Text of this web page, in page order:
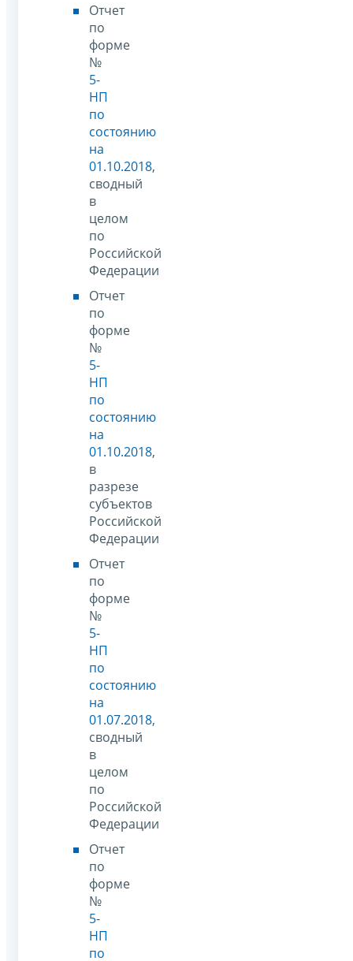
Отчет
по
форме
№
5-
НП
по
состоянию
на
01.10.2018,
сводный
в
целом
по
Российской
Федерации
Отчет
по
форме
№
5-
НП
по
состоянию
на
01.10.2018,
в
разрезе
субъектов
Российской
Федерации
Отчет
по
форме
№
5-
НП
по
состоянию
на
01.07.2018,
сводный
в
целом
по
Российской
Федерации
Отчет
по
форме
№
5-
НП
по